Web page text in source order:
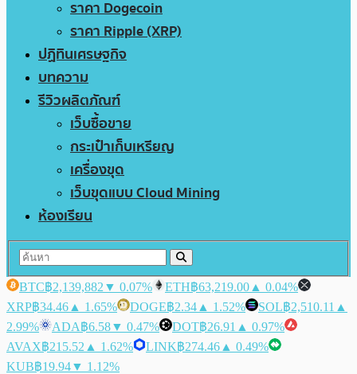
ราคา Dogecoin
ราคา Ripple (XRP)
ปฏิทินเศรษฐกิจ
บทความ
รีวิวผลิตภัณฑ์
เว็บซื้อขาย
กระเป๋าเก็บเหรียญ
เครื่องขุด
เว็บขุดแบบ Cloud Mining
ห้องเรียน
BTC฿2,139,882 ▼ 0.07% ETH฿63,219.00 ▲ 0.04%
XRP฿34.46 ▲ 1.65% DOGE฿2.34 ▲ 1.52% SOL฿2,510.11 ▲
2.99%
ADA฿6.58▼ 0.47% DOT฿26.91 ▲ 0.97%
AVAX฿215.52 ▲ 1.62% LINK฿274.46 ▲ 0.49%
KUB฿19.94▼ 1.12%